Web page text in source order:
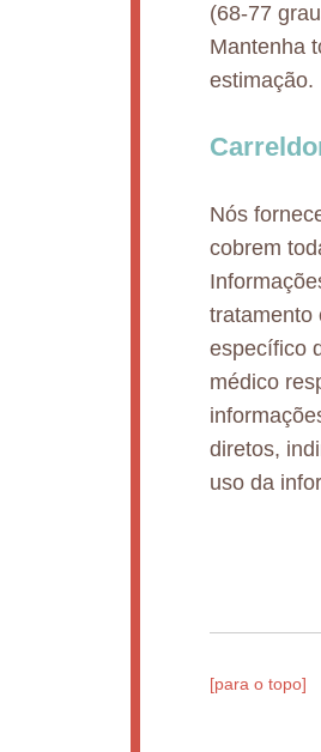
(68-77
Mantenha
estimação.
Nós
cobrem
tratamento
específico
médico
diretos,
uso da
[para o topo]